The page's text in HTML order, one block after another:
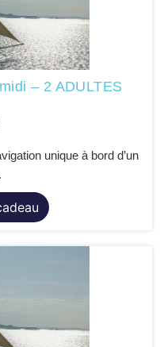
– 2 ADULTES
unique à bord d’un